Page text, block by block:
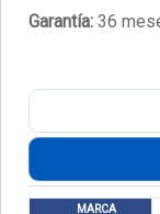
Garantía: 36
MARCA